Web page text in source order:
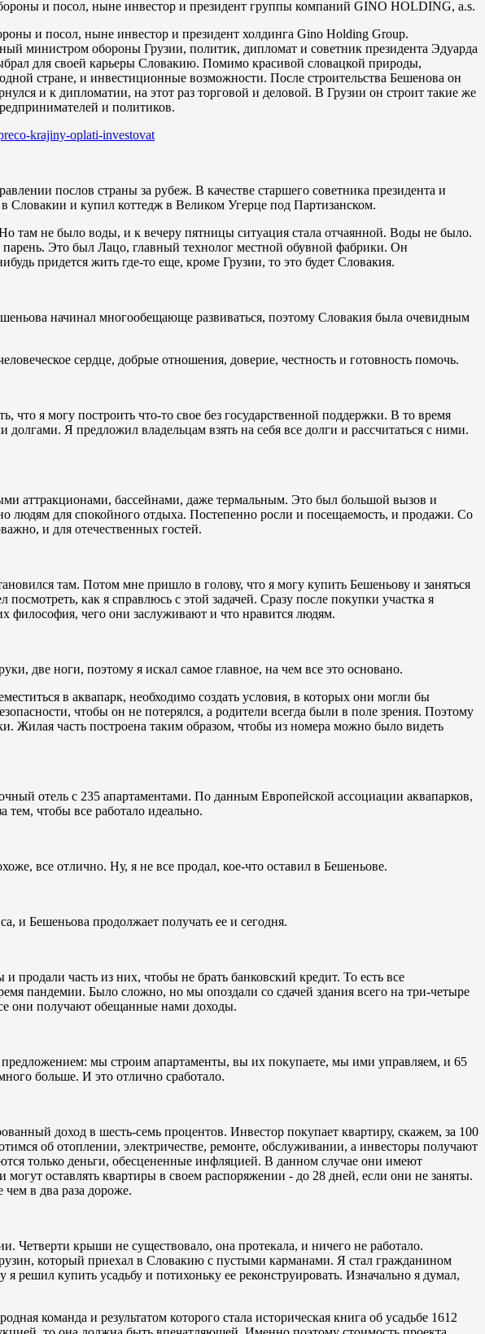
и посол, ныне инвестор и президент холдинга Gino Holding Group.
министром обороны Грузии, политик, дипломат и советник президента Эдуарда
для своей карьеры Словакию. Помимо красивой словацкой природы,
стране, и инвестиционные возможности. После строительства Бешенова он
и к дипломатии, на этот раз торговой и деловой. В Грузии он строит такие же
и политиков.
krajiny-oplati-investovat
послов страны за рубеж. В качестве старшего советника президента и
Словакии и купил коттедж в Великом Угерце под Партизанском.
там не было воды, и к вечеру пятницы ситуация стала отчаянной. Bоды не было.
Это был Лацо, главный технолог местной обувной фабрики. Он
придется жить где-то еще, кроме Грузии, то это будет Словакия.
начинал многообещающе развиваться, поэтому Словакия была очевидным
сердце, добрые отношения, доверие, честность и готовность помочь.
что я могу построить что-то свое без государственной поддержки. В то время
Я предложил владельцам взять на себя все долги и рассчитаться с ними.
аттракционами, бассейнами, даже термальным. Это был большой вызов и
людям для спокойного отдыха. Постепенно росли и посещаемость, и продажи. Со
и для отечественных гостей.
там. Потом мне пришло в голову, что я могу купить Бешеньову и заняться
как я справлюсь с этой задачей. Сразу после покупки участка я
философия, чего они заслуживают и что нравится людям.
две ноги, поэтому я искал самое главное, на чем все это основано.
в аквапарк, необходимо создать условия, в которых они могли бы
чтобы он не потерялся, а родители всегда были в поле зрения. Поэтому
Жилая часть построена таким образом, чтобы из номера можно было видеть
отель с 235 апартаментами. По данным Европейской ассоциации аквапарков,
тем, чтобы все работало идеально.
все отлично. Ну, я не все продал, кое-что оставил в Бешеньове.
и Бешеньовa продолжает получать ее и сегодня.
продали часть из них, чтобы не брать банковский кредит. То есть все
пандемии. Было сложно, но мы опоздали со сдачей здания всего на три-четыре
они получают обещанные нами доходы.
мы строим апартаменты, вы их покупаете, мы ими управляем, и 65
больше. И это отлично сработало.
доход в шесть-семь процентов. Инвестор покупает квартиру, скажем, за 100
об отоплении, электричестве, ремонте, обслуживании, а инвесторы получают
только деньги, обесцененные инфляцией. В данном случае они имеют
оставлять квартиры в своем распоряжении - до 28 дней, если они не заняты.
чем в два раза дороже.
Четверти крыши не существовало, она протекала, и ничего не работало.
который приехал в Словакию с пустыми карманами. Я стал гражданином
решил купить усадьбу и потихоньку ее реконструировать. Изначально я думал,
команда и результатом которого стала историческая книга об усадьбе 1612